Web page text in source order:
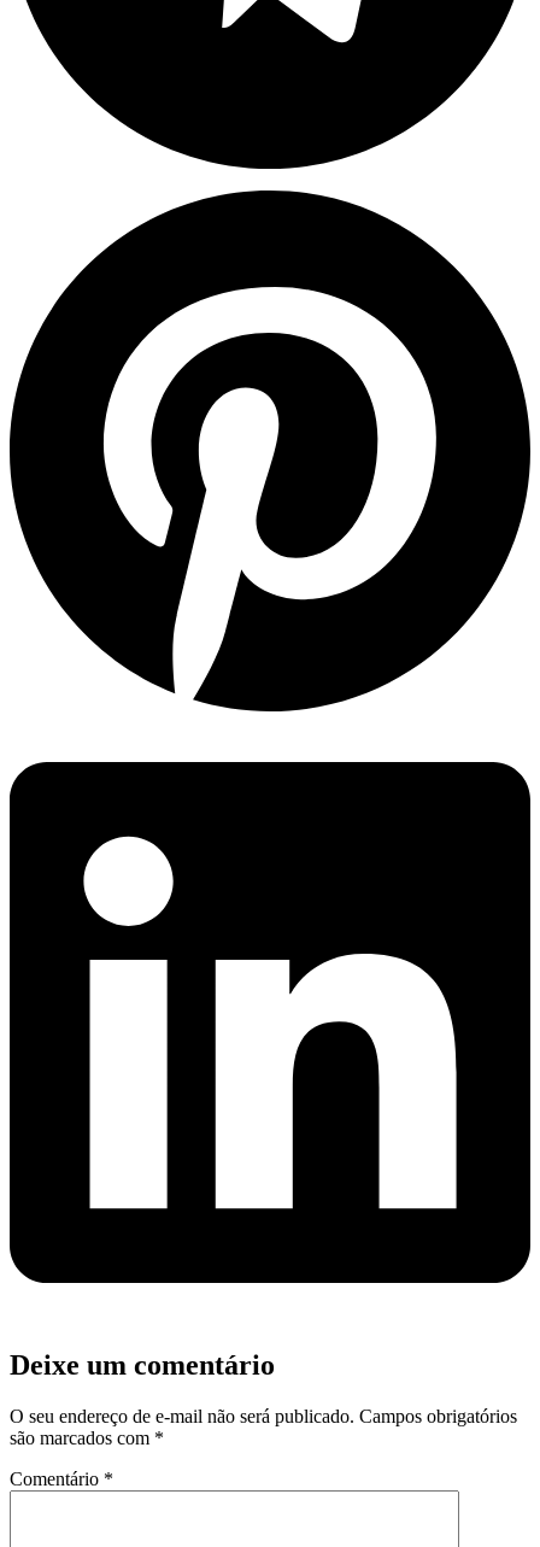
Deixe um comentário
O seu endereço de e-mail não será publicado. Campos obrigatórios
são marcados com *
Comentário *